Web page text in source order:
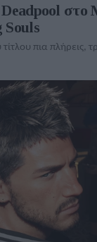
στο
πια πλήρεις,